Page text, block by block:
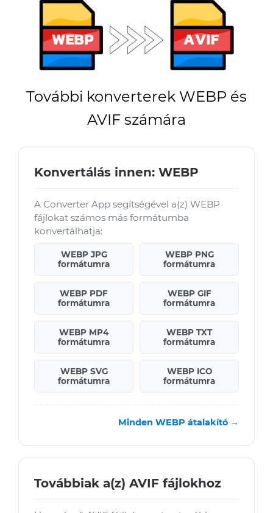
További konverterek WEBP és
AVIF számára
Konvertálás innen: WEBP
A Converter App segítségével a(z) WEBP
fájlokat számos más formátumba
konvertálhatja:
WEBP JPG
formátumra
WEBP PNG
formátumra
WEBP PDF
formátumra
WEBP GIF
formátumra
WEBP MP4
formátumra
WEBP TXT
formátumra
WEBP SVG
formátumra
WEBP ICO
formátumra
Minden WEBP átalakító →
Továbbiak a(z) AVIF fájlokhoz